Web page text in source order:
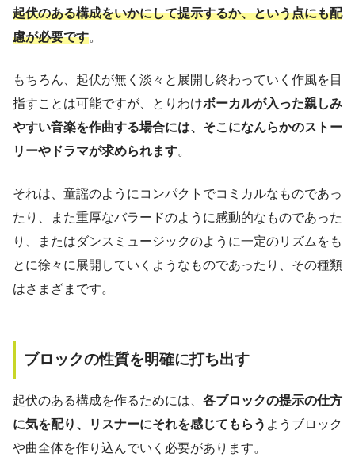
起伏のある構成をいかにして提示するか、という点にも配
慮が必要です。
もちろん、起伏が無く淡々と展開し終わっていく作風を目
指すことは可能ですが、とりわけボーカルが入った親しみ
やすい音楽を作曲する場合には、そこになんらかのストー
リーやドラマが求められます。
それは、童謡のようにコンパクトでコミカルなものであっ
たり、また重厚なバラードのように感動的なものであった
り、またはダンスミュージックのように一定のリズムをも
とに徐々に展開していくようなものであったり、その種類
はさまざまです。
ブロックの性質を明確に打ち出す
起伏のある構成を作るためには、 各ブロックの提示の仕方
に気を配り、リスナーにそれを感じてもらう ようブロック
や曲全体を作り込んでいく必要があります。